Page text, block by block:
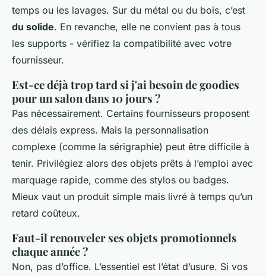
temps ou les lavages. Sur du métal ou du bois, c’est
du solide. En revanche, elle ne convient pas à tous
les supports - vérifiez la compatibilité avec votre
fournisseur.
Est-ce déjà trop tard si j'ai besoin de goodies
pour un salon dans 10 jours ?
Pas nécessairement. Certains fournisseurs proposent
des délais express. Mais la personnalisation
complexe (comme la sérigraphie) peut être difficile à
tenir. Privilégiez alors des objets prêts à l’emploi avec
marquage rapide, comme des stylos ou badges.
Mieux vaut un produit simple mais livré à temps qu’un
retard coûteux.
Faut-il renouveler ses objets promotionnels
chaque année ?
Non, pas d’office. L’essentiel est l’état d’usure. Si vos